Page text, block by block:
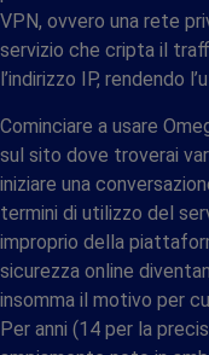
VPN, ovvero una rete
servizio che cripta il
l’indirizzo IP, rendendo
Cominciare a usare
sul sito dove troverai
iniziare una
termini di utilizzo del
improprio della
sicurezza online
insomma il motivo per
Per anni (14 per la